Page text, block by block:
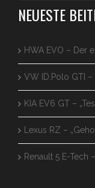
NEUESTE
HWA EVO – Der
VW ID.Polo GTI –
KIA EV6 GT –
Lexus RZ –
Renault 5 E-Tech